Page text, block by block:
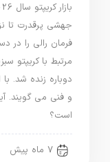
فرمان رالی را
مرتبط با کریپتو
دوباره زنده شد.
و فنی می گویند.
است؟
7 ماه پیش